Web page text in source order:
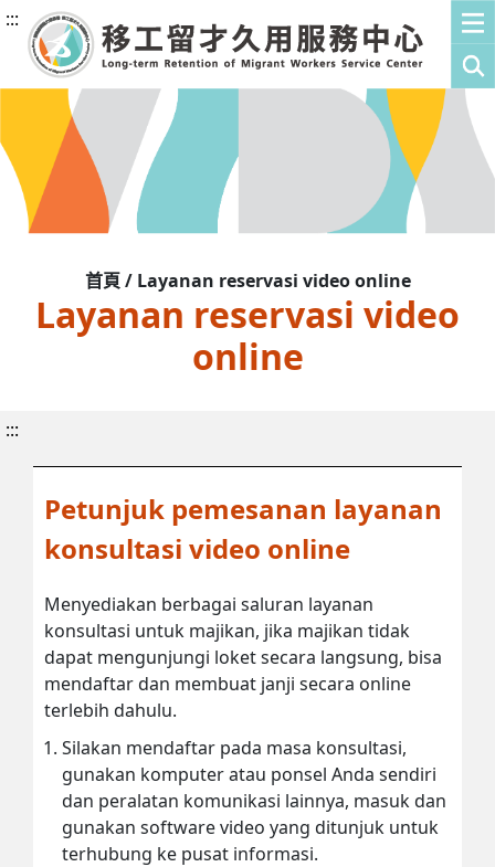
:::
首頁 / Layanan reservasi video online
Layanan reservasi video
online
:::
Petunjuk pemesanan layanan
konsultasi video online
Menyediakan berbagai saluran layanan
konsultasi untuk majikan, jika majikan tidak
dapat mengunjungi loket secara langsung, bisa
mendaftar dan membuat janji secara online
terlebih dahulu.
Silakan mendaftar pada masa konsultasi,
gunakan komputer atau ponsel Anda sendiri
dan peralatan komunikasi lainnya, masuk dan
gunakan software video yang ditunjuk untuk
terhubung ke pusat informasi.